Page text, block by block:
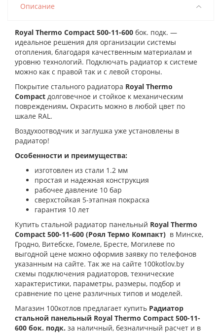
Описание
Royal Thermo Compact 500-11-600 бок. подк. —
идеальное решения для организации системы
отопления, благодаря качественным материалам и
уровню технологий. Подключать радиатор к системе
можно как с правой так и с левой стороны.
Покрытие стального радиатора Royal Thermo
Compact долговечное и стойкое к механическим
повреждениям. Окрасить можно в любой цвет по
шкале RAL.
Воздухоотводчик и заглушка уже установлены в
радиатор!
Особенности и преимущества:
изготовлен из стали 1.2 мм
простая и надежная конструкция
рабочее давление 10 бар
сверхстойкая 5-этапная покраска
гарантия 10 лет
Купить стальной радиатор панельный Royal Thermo
Compact 500-11-600 (Роял Термо Компакт) в Минске,
Гродно, Витебске, Гомеле, Бресте, Могилеве по
выгодной цене можно оформив заявку по телефонов
указанным на сайте. Так же на сайте 100kotlov.by
схемы подключения радиаторов, технические
характеристики, параметры, размеры, подбор и
сравнение по цене различных типов и моделей.
Магазин 100котлов предлагает купить Радиатор
стальной панельный Royal Thermo Compact 500-11-
600 бок. подк. за наличный, безналичный расчет и в